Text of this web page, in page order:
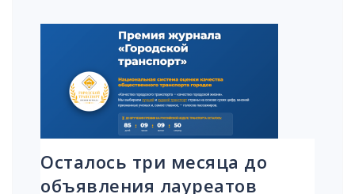
Осталось три месяца до
объявления лауреатов